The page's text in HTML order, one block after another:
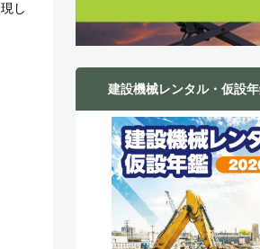
し
建設機械レンタル・仮設